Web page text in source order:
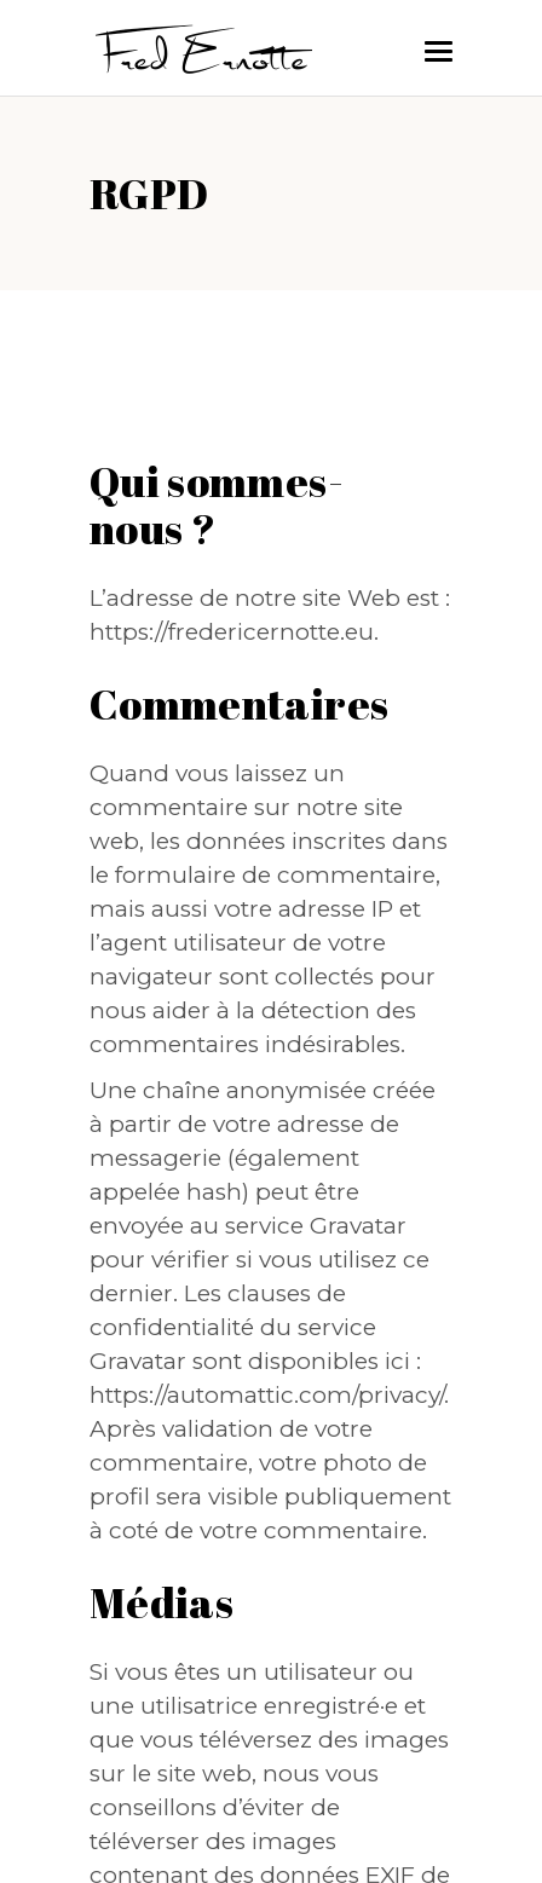
RGPD
Qui sommes-
nous ?
L’adresse de notre site Web est :
https://fredericernotte.eu.
Commentaires
Quand vous laissez un
commentaire sur notre site
web, les données inscrites dans
le formulaire de commentaire,
mais aussi votre adresse IP et
l’agent utilisateur de votre
navigateur sont collectés pour
nous aider à la détection des
commentaires indésirables.
Une chaîne anonymisée créée
à partir de votre adresse de
messagerie (également
appelée hash) peut être
envoyée au service Gravatar
pour vérifier si vous utilisez ce
dernier. Les clauses de
confidentialité du service
Gravatar sont disponibles ici :
https://automattic.com/privacy/.
Après validation de votre
commentaire, votre photo de
profil sera visible publiquement
à coté de votre commentaire.
Médias
Si vous êtes un utilisateur ou
une utilisatrice enregistré·e et
que vous téléversez des images
sur le site web, nous vous
conseillons d’éviter de
téléverser des images
contenant des données EXIF de